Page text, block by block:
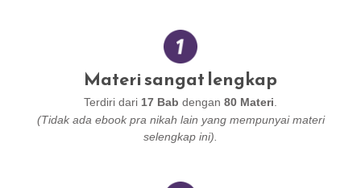
Materi sangat lengkap
Terdiri dari 17 Bab dengan 80 Materi.
(Tidak ada ebook pra nikah lain yang mempunyai materi
selengkap ini).